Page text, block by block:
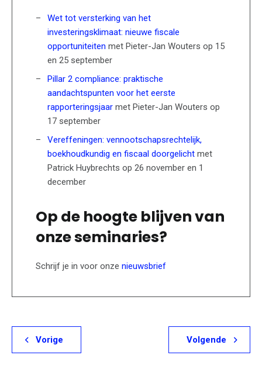
Wet tot versterking van het
investeringsklimaat: nieuwe fiscale
opportuniteiten met Pieter-Jan Wouters op 15
en 25 september
Pillar 2 compliance: praktische
aandachtspunten voor het eerste
rapporteringsjaar met Pieter-Jan Wouters op
17 september
Vereffeningen: vennootschapsrechtelijk,
boekhoudkundig en fiscaal doorgelicht met
Patrick Huybrechts op 26 november en 1
december
Op de hoogte blijven van
onze seminaries?
Schrijf je in voor onze nieuwsbrief
Vorige Volgende